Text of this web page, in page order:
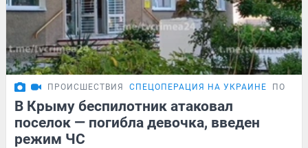
ПРОИСШЕСТВИЯ СПЕЦОПЕРАЦИЯ НА УКРАИНЕ
В Крыму беспилотник атаковал
поселок — погибла девочка, введен
режим ЧС